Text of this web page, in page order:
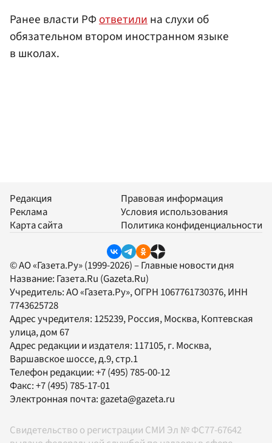
Ранее власти РФответилина слухи об
обязательном втором иностранном языке
в школах.
Редакция
Реклама
Карта сайта
Правовая информация
Условия использования
Политика конфиденциальности
© АО «Газета.Ру» (1999-2026) – Главные новости дня
Название: Газета.Ru (Gazeta.Ru)
Учредитель:АО «Газета.Ру», ОГРН 1067761730376, ИНН
7743625728
Адрес учредителя: 125239, Россия, Москва, Коптевская
улица, дом 67
Адрес редакции и издателя: 117105, г. Москва,
Варшавское шоссе, д.9, стр.1
Телефон редакции:+7 (495) 785-00-12
Факс:+7 (495) 785-17-01
Электронная почта:gazeta@gazeta.ru
Свидетельство о регистрации СМИ Эл № ФС77-67642